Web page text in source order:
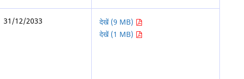
31/12/2033
देखें (9 MB)
देखें (1 MB)